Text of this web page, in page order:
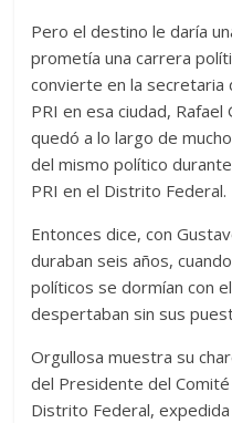
Pero el destino le daría
prometía una carrera
convierte en la
PRI en esa ciudad, Rafael
quedó a lo largo de
del mismo político
PRI en el Distrito Federal.
Entonces dice, con
duraban seis años,
políticos se dormían con
despertaban sin sus
Orgullosa muestra su
del Presidente del
Distrito Federal,